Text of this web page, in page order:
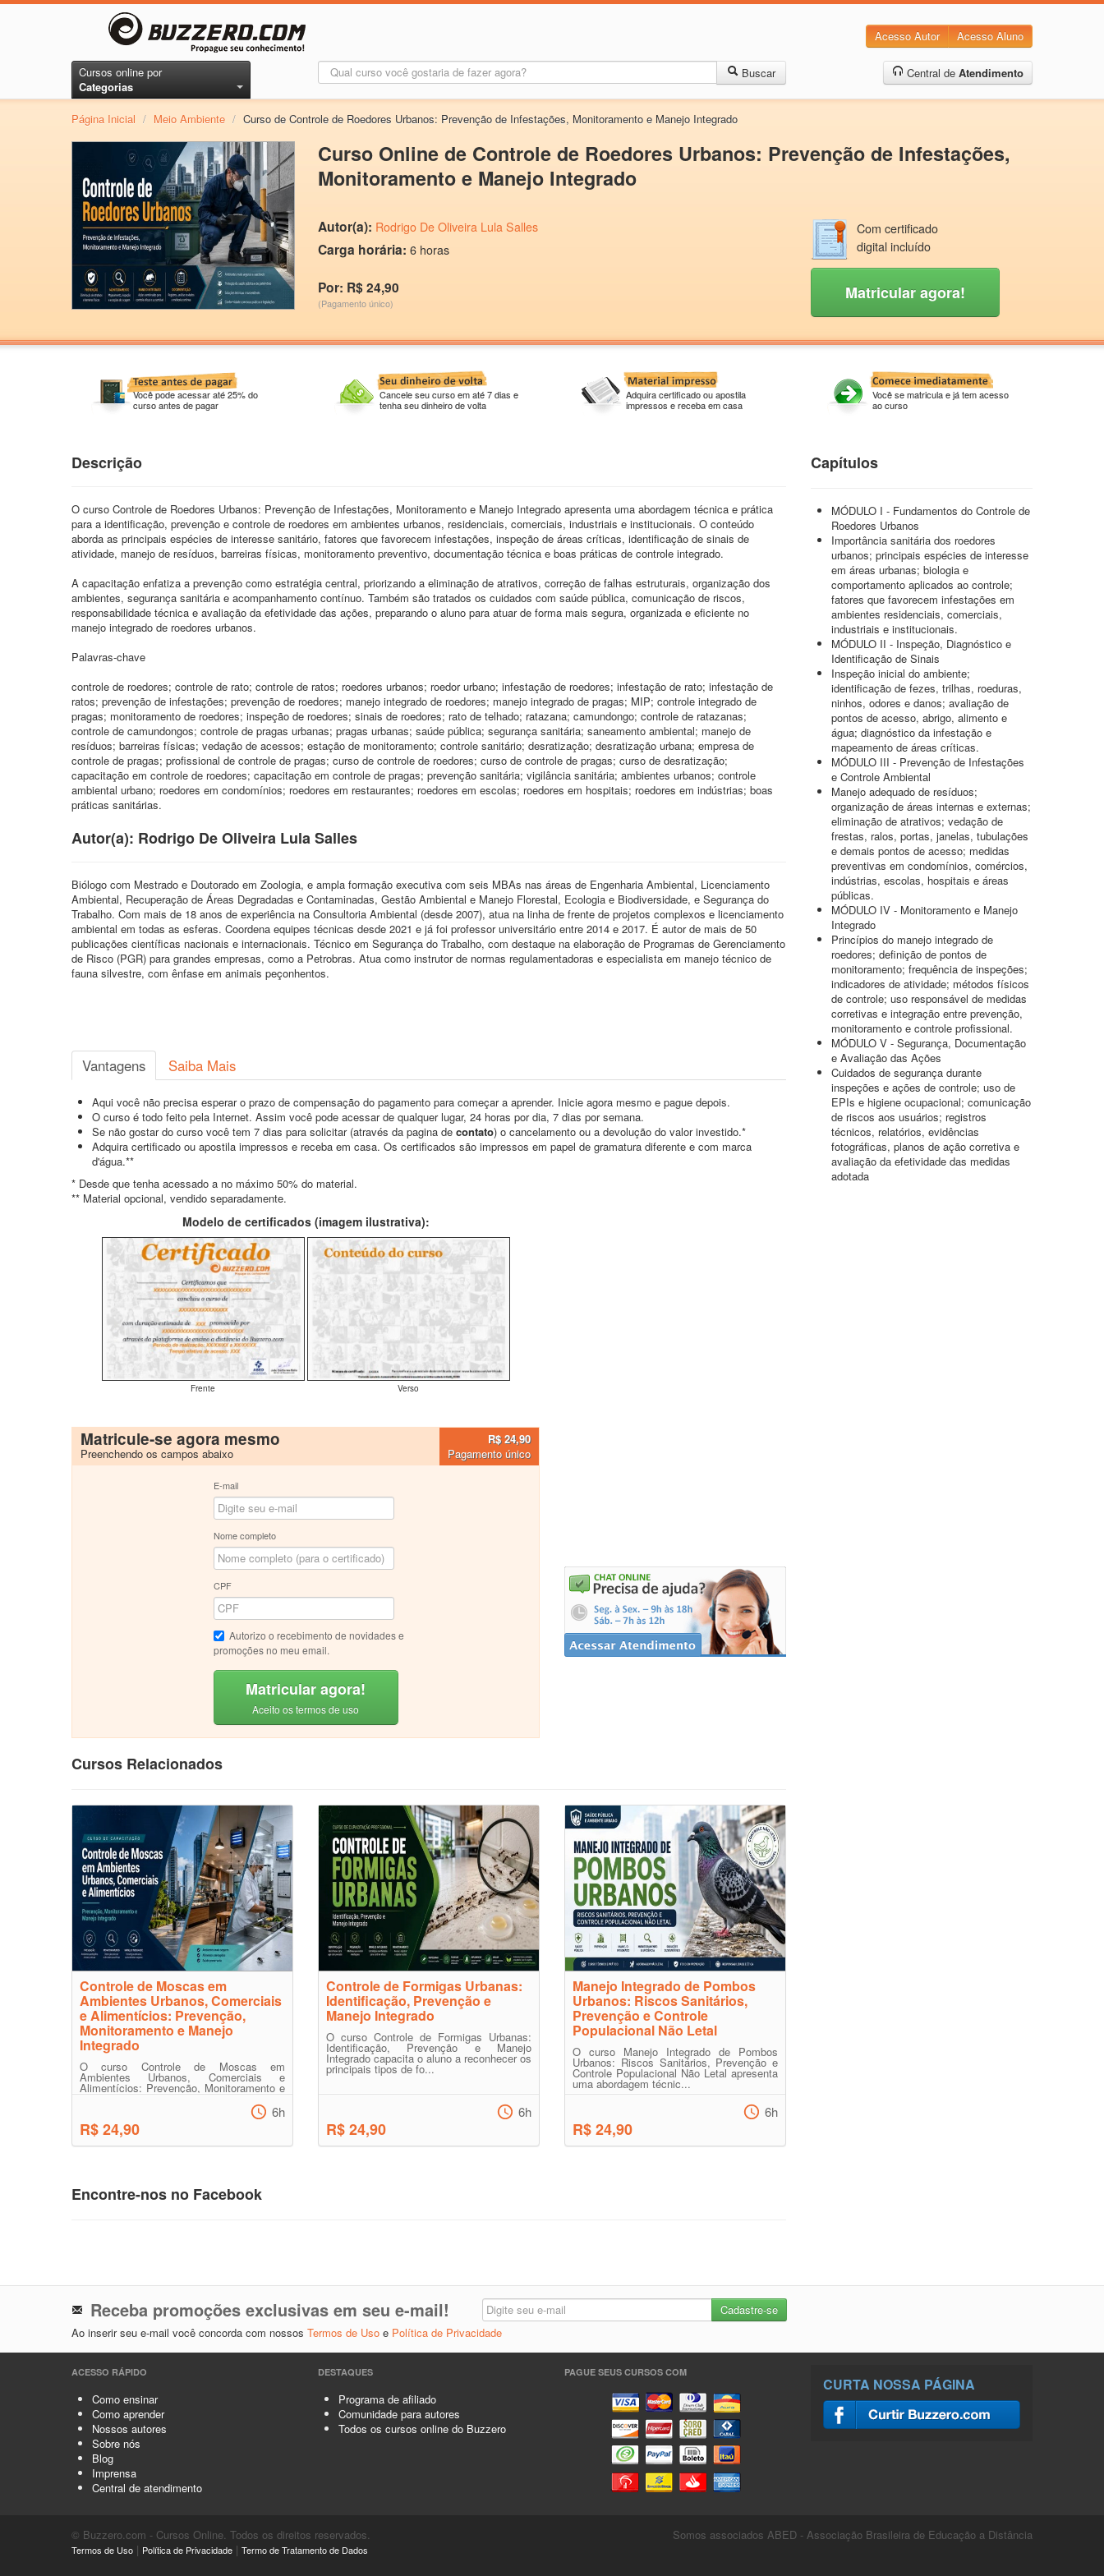
Acesso Autor Acesso Aluno
Cursos online por
Categorias
Buscar Central de Atendimento
Página Inicial / Meio Ambiente / Curso de Controle de Roedores Urbanos: Prevenção de Infestações, Monitoramento e Manejo Integrado
Curso Online de Controle de Roedores Urbanos: Prevenção de Infestações,
Monitoramento e Manejo Integrado
Autor(a): Rodrigo De Oliveira Lula Salles
Carga horária: 6 horas
Por: R$ 24,90
(Pagamento único)
Com certificado
digital incluído
Matricular agora!
Você pode acessar até 25% do
curso antes de pagar
Cancele seu curso em até 7 dias e
tenha seu dinheiro de volta
Adquira certificado ou apostila
impressos e receba em casa
Você se matricula e já tem acesso
ao curso
Descrição
O curso Controle de Roedores Urbanos: Prevenção de Infestações, Monitoramento e Manejo Integrado apresenta uma abordagem técnica e prática
para a identificação, prevenção e controle de roedores em ambientes urbanos, residenciais, comerciais, industriais e institucionais. O conteúdo
aborda as principais espécies de interesse sanitário, fatores que favorecem infestações, inspeção de áreas críticas, identificação de sinais de
atividade, manejo de resíduos, barreiras físicas, monitoramento preventivo, documentação técnica e boas práticas de controle integrado.
A capacitação enfatiza a prevenção como estratégia central, priorizando a eliminação de atrativos, correção de falhas estruturais, organização dos
ambientes, segurança sanitária e acompanhamento contínuo. Também são tratados os cuidados com saúde pública, comunicação de riscos,
responsabilidade técnica e avaliação da efetividade das ações, preparando o aluno para atuar de forma mais segura, organizada e eficiente no
manejo integrado de roedores urbanos.
Palavras-chave
controle de roedores; controle de rato; controle de ratos; roedores urbanos; roedor urbano; infestação de roedores; infestação de rato; infestação de
ratos; prevenção de infestações; prevenção de roedores; manejo integrado de roedores; manejo integrado de pragas; MIP; controle integrado de
pragas; monitoramento de roedores; inspeção de roedores; sinais de roedores; rato de telhado; ratazana; camundongo; controle de ratazanas;
controle de camundongos; controle de pragas urbanas; pragas urbanas; saúde pública; segurança sanitária; saneamento ambiental; manejo de
resíduos; barreiras físicas; vedação de acessos; estação de monitoramento; controle sanitário; desratização; desratização urbana; empresa de
controle de pragas; profissional de controle de pragas; curso de controle de roedores; curso de controle de pragas; curso de desratização;
capacitação em controle de roedores; capacitação em controle de pragas; prevenção sanitária; vigilância sanitária; ambientes urbanos; controle
ambiental urbano; roedores em condomínios; roedores em restaurantes; roedores em escolas; roedores em hospitais; roedores em indústrias; boas
práticas sanitárias.
Autor(a): Rodrigo De Oliveira Lula Salles
Biólogo com Mestrado e Doutorado em Zoologia, e ampla formação executiva com seis MBAs nas áreas de Engenharia Ambiental, Licenciamento
Ambiental, Recuperação de Áreas Degradadas e Contaminadas, Gestão Ambiental e Manejo Florestal, Ecologia e Biodiversidade, e Segurança do
Trabalho. Com mais de 18 anos de experiência na Consultoria Ambiental (desde 2007), atua na linha de frente de projetos complexos e licenciamento
ambiental em todas as esferas. Coordena equipes técnicas desde 2021 e já foi professor universitário entre 2014 e 2017. É autor de mais de 50
publicações científicas nacionais e internacionais. Técnico em Segurança do Trabalho, com destaque na elaboração de Programas de Gerenciamento
de Risco (PGR) para grandes empresas, como a Petrobras. Atua como instrutor de normas regulamentadoras e especialista em manejo técnico de
fauna silvestre, com ênfase em animais peçonhentos.
Vantagens Saiba Mais
Aqui você não precisa esperar o prazo de compensação do pagamento para começar a aprender. Inicie agora mesmo e pague depois.
O curso é todo feito pela Internet. Assim você pode acessar de qualquer lugar, 24 horas por dia, 7 dias por semana.
Se não gostar do curso você tem 7 dias para solicitar (através da pagina de contato) o cancelamento ou a devolução do valor investido.*
Adquira certificado ou apostila impressos e receba em casa. Os certificados são impressos em papel de gramatura diferente e com marca
d'água.**
* Desde que tenha acessado a no máximo 50% do material.
** Material opcional, vendido separadamente.
Modelo de certificados (imagem ilustrativa):
Frente Verso
Matricule-se agora mesmo
Preenchendo os campos abaixo
R$ 24,90
Pagamento único
E-mail
Nome completo
CPF
Autorizo o recebimento de novidades e
promoções no meu email.
Matricular agora!
Aceito os termos de uso
Cursos Relacionados
Controle de Moscas em
Ambientes Urbanos, Comerciais
e Alimentícios: Prevenção,
Monitoramento e Manejo
Integrado
O curso Controle de Moscas em
Ambientes Urbanos, Comerciais e
Alimentícios: Prevenção, Monitoramento e
Manejo Integrado apresenta os fund...
R$ 24,90
6h
Controle de Formigas Urbanas:
Identificação, Prevenção e
Manejo Integrado
O curso Controle de Formigas Urbanas:
Identificação, Prevenção e Manejo
Integrado capacita o aluno a reconhecer os
principais tipos de fo...
R$ 24,90
6h
Manejo Integrado de Pombos
Urbanos: Riscos Sanitários,
Prevenção e Controle
Populacional Não Letal
O curso Manejo Integrado de Pombos
Urbanos: Riscos Sanitários, Prevenção e
Controle Populacional Não Letal apresenta
uma abordagem técnic...
R$ 24,90
6h
Encontre-nos no Facebook
Capítulos
MÓDULO I - Fundamentos do Controle de
Roedores Urbanos
Importância sanitária dos roedores
urbanos; principais espécies de interesse
em áreas urbanas; biologia e
comportamento aplicados ao controle;
fatores que favorecem infestações em
ambientes residenciais, comerciais,
industriais e institucionais.
MÓDULO II - Inspeção, Diagnóstico e
Identificação de Sinais
Inspeção inicial do ambiente;
identificação de fezes, trilhas, roeduras,
ninhos, odores e danos; avaliação de
pontos de acesso, abrigo, alimento e
água; diagnóstico da infestação e
mapeamento de áreas críticas.
MÓDULO III - Prevenção de Infestações
e Controle Ambiental
Manejo adequado de resíduos;
organização de áreas internas e externas;
eliminação de atrativos; vedação de
frestas, ralos, portas, janelas, tubulações
e demais pontos de acesso; medidas
preventivas em condomínios, comércios,
indústrias, escolas, hospitais e áreas
públicas.
MÓDULO IV - Monitoramento e Manejo
Integrado
Princípios do manejo integrado de
roedores; definição de pontos de
monitoramento; frequência de inspeções;
indicadores de atividade; métodos físicos
de controle; uso responsável de medidas
corretivas e integração entre prevenção,
monitoramento e controle profissional.
MÓDULO V - Segurança, Documentação
e Avaliação das Ações
Cuidados de segurança durante
inspeções e ações de controle; uso de
EPIs e higiene ocupacional; comunicação
de riscos aos usuários; registros
técnicos, relatórios, evidências
fotográficas, planos de ação corretiva e
avaliação da efetividade das medidas
adotada
Receba promoções exclusivas em seu e-mail!
Ao inserir seu e-mail você concorda com nossos Termos de Uso e Política de Privacidade
ACESSO RÁPIDO
Como ensinar
Como aprender
Nossos autores
Sobre nós
Blog
Imprensa
Central de atendimento
DESTAQUES
Programa de afiliado
Comunidade para autores
Todos os cursos online do Buzzero
PAGUE SEUS CURSOS COM
CURTA NOSSA PÁGINA
© Buzzero.com - Cursos Online. Todos os direitos reservados.
Termos de Uso | Política de Privacidade | Termo de Tratamento de Dados
Somos associados ABED - Associação Brasileira de Educação a Distância